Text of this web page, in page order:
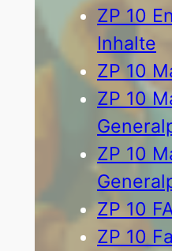
ZP 10
Inhalte
ZP 10
ZP 10
ZP 10
ZP 10
ZP 10